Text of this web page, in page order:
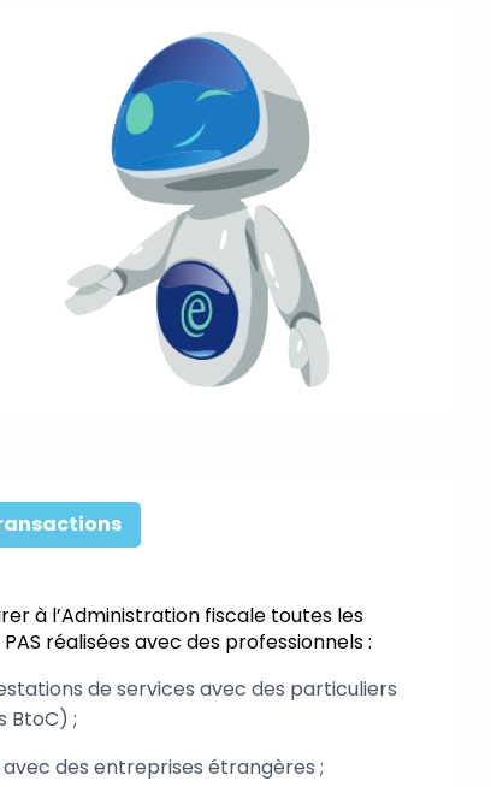
à l’Administration fiscale toutes les
réalisées avec des professionnels :
de services avec des particuliers
BtoC) ;
des entreprises étrangères ;